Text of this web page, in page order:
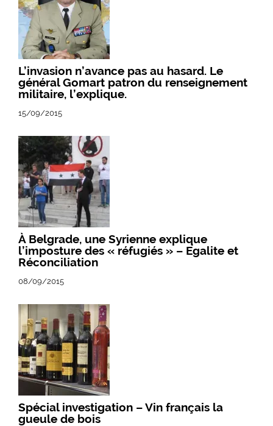
L’invasion n’avance pas au hasard. Le
général Gomart patron du renseignement
militaire, l’explique.
15/09/2015
À Belgrade, une Syrienne explique
l’imposture des « réfugiés » – Egalite et
Réconciliation
08/09/2015
Spécial investigation – Vin français la
gueule de bois